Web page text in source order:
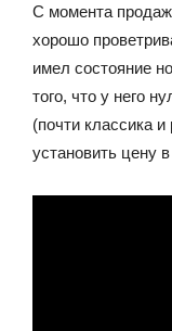
С момента
хорошо
имел состояние
того, что у него
(почти классика
установить цену